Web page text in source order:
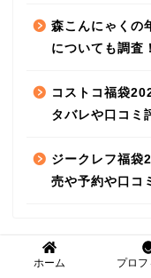
森こんにゃくの
についても調査！
コストコ福袋
タバレや口コミ
ジークレフ福袋
売や予約や口コ
カテゴリー
ホーム プロ